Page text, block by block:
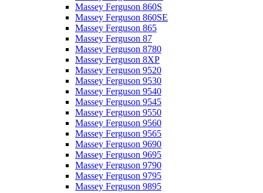
Massey Ferguson 860S
Massey Ferguson 860SE
Massey Ferguson 865
Massey Ferguson 87
Massey Ferguson 8780
Massey Ferguson 8XP
Massey Ferguson 9520
Massey Ferguson 9530
Massey Ferguson 9540
Massey Ferguson 9545
Massey Ferguson 9550
Massey Ferguson 9560
Massey Ferguson 9565
Massey Ferguson 9690
Massey Ferguson 9695
Massey Ferguson 9790
Massey Ferguson 9795
Massey Ferguson 9895